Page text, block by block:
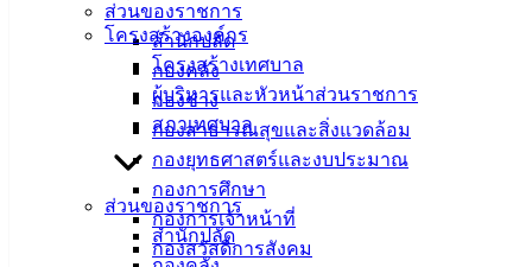
ส่วนของราชการ
สำนักปลัด
กองคลัง
กองช่าง
กองสาธารณสุขและสิ่งแวดล้อม
กองยุทธศาสตร์และงบประมาณ
กองการศึกษา
กองการเจ้าหน้าที่
กองสวัสดิการสังคม
โครงสร้างองค์กร
โครงสร้างเทศบาล
ผู้บริหารและหัวหน้าส่วนราชการ
สภาเทศบาล
ส่วนของราชการ
สำนักปลัด
กองทุนสวัสดิการฯ ส่งต่อน้ำใจจากประชาชน “เครื่องผลิต
ออกซิเจนสำหรับผู้ป่วย” ต่อลมหายใจผู้ป่วยที่ต้องการความช่วย
หลังจากเมื่อวันที่ 18 กุมภาพันธ์ 2568 นายวินัย พ้นภัยพาล นายก
เทศมนตรีเมืองอ่างศิลา พร้อมด้วยนายสนิท แก้วมณี สมาชิก
สภาเทศบาลฯ นางณัฎฐ์ธนัญ สถาพรภิญโญ ผู้อำนวยการกอง
สวัสดิการสังคม และเจ้าหน้าที่กองสวัสดิการฯ ลงพื้นที่เยี่ยมเยียน
ผู้ด้อยโอกาส ผู้พิการ ผู้ป่วยติดเตียง และผู้ยากไร้ ที่อยู่ในความ